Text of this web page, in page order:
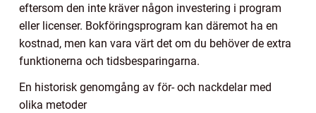
eftersom den inte kräver någon investering i program
eller licenser. Bokföringsprogram kan däremot ha en
kostnad, men kan vara värt det om du behöver de extra
funktionerna och tidsbesparingarna.
En historisk genomgång av för- och nackdelar med
olika metoder